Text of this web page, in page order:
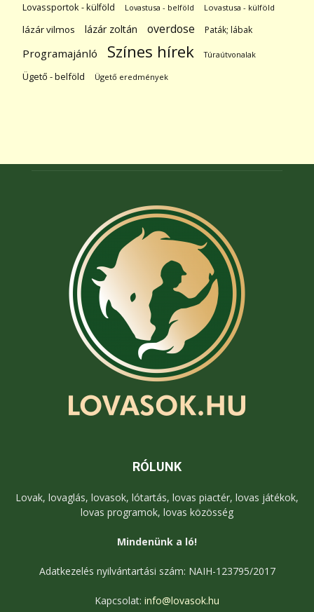
Lovassportok - külföld Lovastusa - belföld Lovastusa - külföld
lázár vilmos lázár zoltán overdose Paták; lábak
Programajánló Színes hírek Túraútvonalak
Ügető - belföld Ügető eredmények
RÓLUNK
Lovak, lovaglás, lovasok, lótartás, lovas piactér, lovas játékok,
lovas programok, lovas közösség
Mindenünk a ló!
Adatkezelés nyilvántartási szám: NAIH-123795/2017
Kapcsolat: info@lovasok.hu